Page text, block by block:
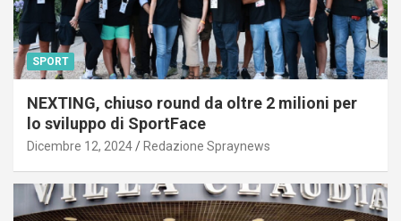
SPORT
NEXTING, chiuso round da oltre 2 milioni per
lo sviluppo di SportFace
Dicembre 12, 2024 Redazione Spraynews